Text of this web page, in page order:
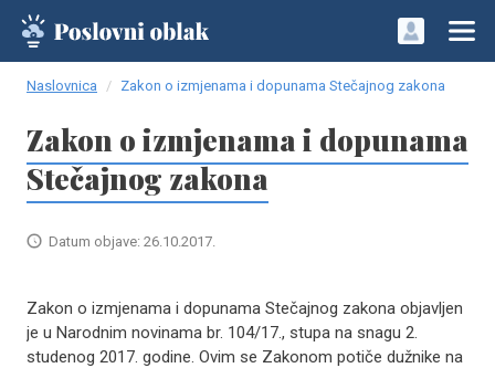
Naslovnica Zakon o izmjenama i dopunama Stečajnog zakona
Zakon o izmjenama i dopunama
Stečajnog zakona
Datum objave: 26.10.2017.
Zakon o izmjenama i dopunama Stečajnog zakona objavljen
je u Narodnim novinama br. 104/17., stupa na snagu 2.
studenog 2017. godine. Ovim se Zakonom potiče dužnike na